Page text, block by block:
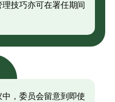
技巧亦可在署任期间
，委员会留意到即使